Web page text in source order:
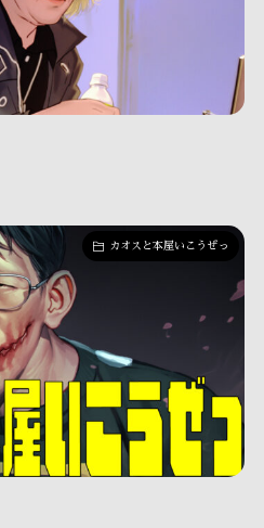
カオスと本屋いこうぜっ